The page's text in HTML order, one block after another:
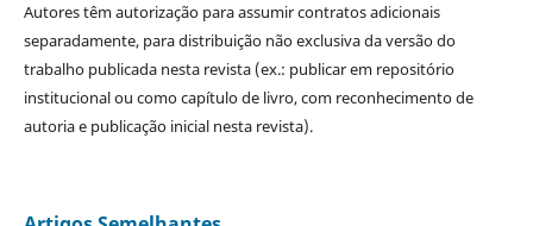
Autores têm autorização para assumir contratos adicionais
separadamente, para distribuição não exclusiva da versão do
trabalho publicada nesta revista (ex.: publicar em repositório
institucional ou como capítulo de livro, com reconhecimento de
autoria e publicação inicial nesta revista).